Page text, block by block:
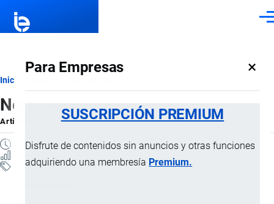
Para Empresas ×
SUSCRIPCIÓN PREMIUM
Disfrute de contenidos sin anuncios y otras funciones
adquiriendo una membresía Premium.
Ruta
de
navegación
Inicio
Normas de Origen
Artículo Jaime Mise, 12 Septiembre, 2024
16 MINUTOS
Derecho Internacional